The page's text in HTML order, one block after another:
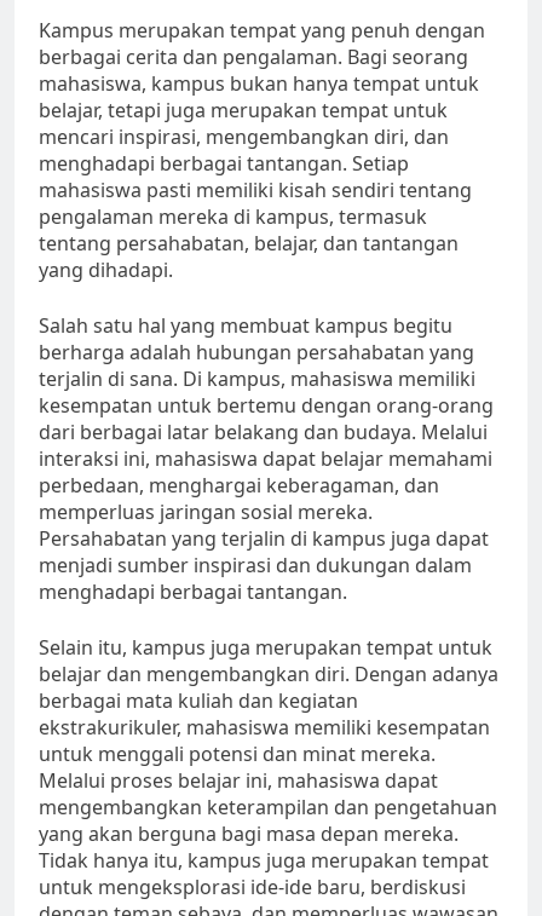
Kampus merupakan tempat yang penuh dengan
berbagai cerita dan pengalaman. Bagi seorang
mahasiswa, kampus bukan hanya tempat untuk
belajar, tetapi juga merupakan tempat untuk
mencari inspirasi, mengembangkan diri, dan
menghadapi berbagai tantangan. Setiap
mahasiswa pasti memiliki kisah sendiri tentang
pengalaman mereka di kampus, termasuk
tentang persahabatan, belajar, dan tantangan
yang dihadapi.
Salah satu hal yang membuat kampus begitu
berharga adalah hubungan persahabatan yang
terjalin di sana. Di kampus, mahasiswa memiliki
kesempatan untuk bertemu dengan orang-orang
dari berbagai latar belakang dan budaya. Melalui
interaksi ini, mahasiswa dapat belajar memahami
perbedaan, menghargai keberagaman, dan
memperluas jaringan sosial mereka.
Persahabatan yang terjalin di kampus juga dapat
menjadi sumber inspirasi dan dukungan dalam
menghadapi berbagai tantangan.
Selain itu, kampus juga merupakan tempat untuk
belajar dan mengembangkan diri. Dengan adanya
berbagai mata kuliah dan kegiatan
ekstrakurikuler, mahasiswa memiliki kesempatan
untuk menggali potensi dan minat mereka.
Melalui proses belajar ini, mahasiswa dapat
mengembangkan keterampilan dan pengetahuan
yang akan berguna bagi masa depan mereka.
Tidak hanya itu, kampus juga merupakan tempat
untuk mengeksplorasi ide-ide baru, berdiskusi